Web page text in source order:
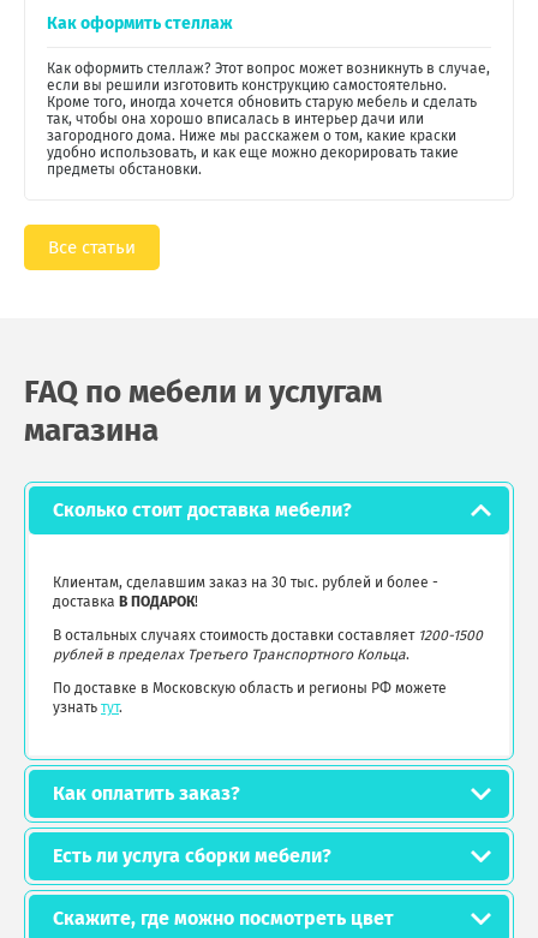
Как оформить стеллаж
Как оформить стеллаж? Этот вопрос может возникнуть в случае,
если вы решили изготовить конструкцию самостоятельно.
Кроме того, иногда хочется обновить старую мебель и сделать
так, чтобы она хорошо вписалась в интерьер дачи или
загородного дома. Ниже мы расскажем о том, какие краски
удобно использовать, и как еще можно декорировать такие
предметы обстановки.
Все статьи
FAQ по мебели и услугам
магазина
Сколько стоит доставка мебели?
Клиентам, сделавшим заказ на 30 тыс. рублей и более -
доставка В ПОДАРОК!
В остальных случаях стоимость доставки составляет 1200-1500
рублей в пределах Третьего Транспортного Кольца.
По доставке в Московскую область и регионы РФ можете
узнать тут.
Как оплатить заказ?
Есть ли услуга сборки мебели?
Скажите, где можно посмотреть цвет